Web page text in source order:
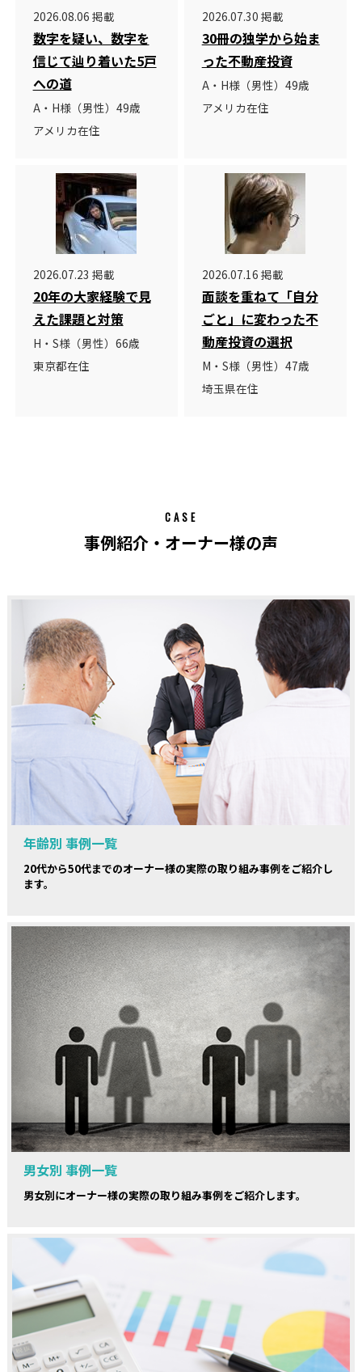
2026.08.06 掲載
数字を疑い、数字を
信じて辿り着いた5戸
への道
A・H様（男性）49歳
アメリカ在住
2026.07.30 掲載
30冊の独学から始ま
った不動産投資
A・H様（男性）49歳
アメリカ在住
2026.07.23 掲載
20年の大家経験で見
えた課題と対策
H・S様（男性）66歳
東京都在住
2026.07.16 掲載
面談を重ねて「自分
ごと」に変わった不
動産投資の選択
M・S様（男性）47歳
埼玉県在住
CASE
事例紹介・オーナー様の声
年齢別 事例一覧
20代から50代までのオーナー様の実際の取り組み事例をご紹介し
ます。
男女別 事例一覧
男女別にオーナー様の実際の取り組み事例をご紹介します。